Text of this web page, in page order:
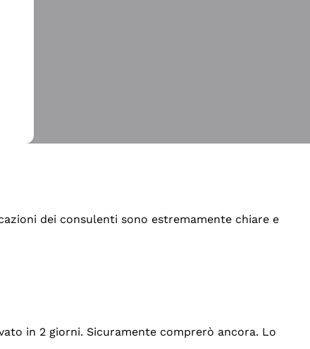
dei consulenti sono estremamente chiare e
in 2 giorni. Sicuramente comprerò ancora. Lo